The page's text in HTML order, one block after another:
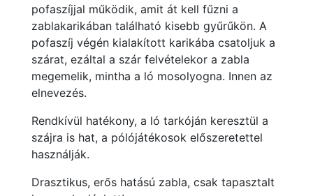
pofaszíjjal működik, amit át kell fűzni a
zablakarikában található kisebb gyűrűkön. A
pofaszíj végén kialakított karikába csatoljuk a
szárat, ezáltal a szár felvételekor a zabla
megemelik, mintha a ló mosolyogna. Innen az
elnevezés.
Rendkívül hatékony, a ló tarkóján keresztül a
szájra is hat, a pólójátékosok előszeretettel
használják.
Drasztikus, erős hatású zabla, csak tapasztalt